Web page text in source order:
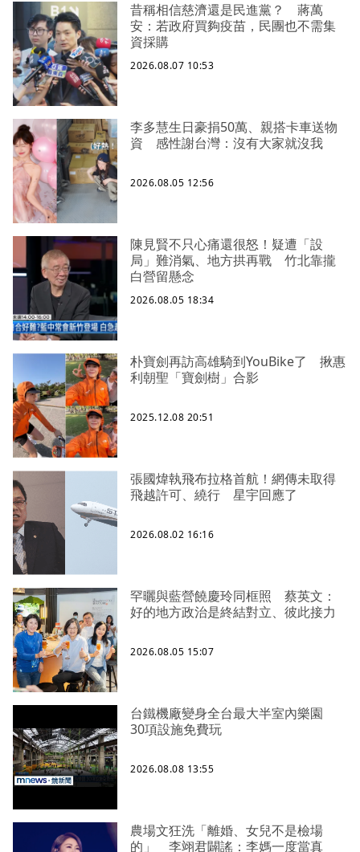
昔稱相信慈濟還是民進黨？ 蔣萬
安：若政府買夠疫苗，民團也不需集
資採購
2026.08.07 10:53
李多慧生日豪捐50萬、親搭卡車送物
資 感性謝台灣：沒有大家就沒我
2026.08.05 12:56
陳見賢不只心痛還很怒！疑遭「設
局」難消氣、地方拱再戰 竹北靠攏
白營留懸念
2026.08.05 18:34
朴寶劍再訪高雄騎到YouBike了 揪惠
利朝聖「寶劍樹」合影
2025.12.08 20:51
張國煒執飛布拉格首航！網傳未取得
飛越許可、繞行 星宇回應了
2026.08.02 16:16
罕曬與藍營饒慶玲同框照 蔡英文：
好的地方政治是終結對立、彼此接力
2026.08.05 15:07
台鐵機廠變身全台最大半室內樂園
30項設施免費玩
2026.08.08 13:55
農場文狂洗「離婚、女兒不是檢場
的」 李翊君闢謠：李媽一度當真